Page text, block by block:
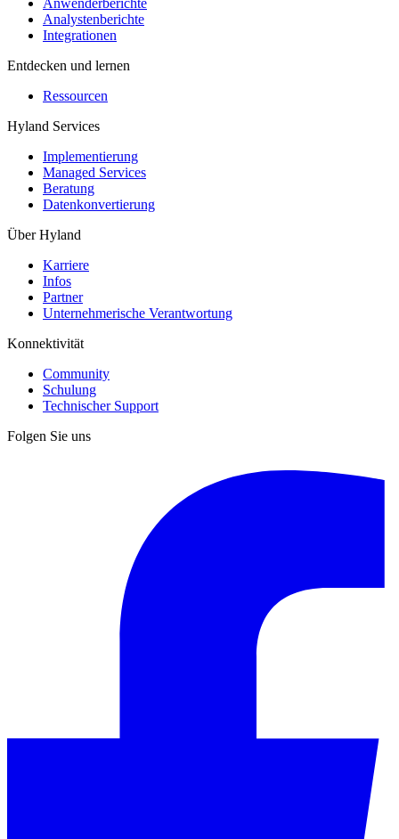
Anwenderberichte
Analystenberichte
Integrationen
Entdecken und lernen
Ressourcen
Hyland Services
Implementierung
Managed Services
Beratung
Datenkonvertierung
Über Hyland
Karriere
Infos
Partner
Unternehmerische Verantwortung
Konnektivität
Community
Schulung
Technischer Support
Folgen Sie uns